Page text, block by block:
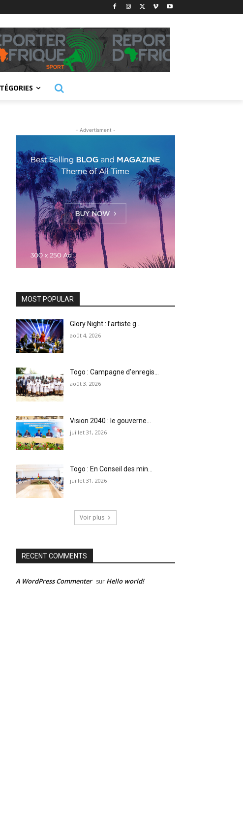
- Advertisment -
MOST POPULAR
Glory Night : l’artiste g...
août 4, 2026
Togo : Campagne d’enregis...
août 3, 2026
Vision 2040 : le gouverne...
juillet 31, 2026
Togo : En Conseil des min...
juillet 31, 2026
Voir plus
RECENT COMMENTS
A WordPress Commenter sur Hello world!